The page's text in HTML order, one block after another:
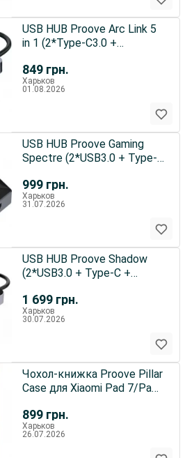
849 грн.
USB HUB Proove Arc Link 5
in 1 (2*Type-C3.0 +
(HBAL00010604)
Харьков
01.08.2026
999 грн.
USB HUB Proove Gaming
Spectre (2*USB3.0 + Type-C
Gray (HBPG10221205)
Харьков
31.07.2026
1 699 грн.
USB HUB Proove Shadow
(2*USB3.0 + Type-C +
(HBSW10221205)
Харьков
30.07.2026
899 грн.
Чохол-книжка Proove Pillar
Case для Xiaomi Pad 7/Pad
(PCPTXM07PR28)
Харьков
26.07.2026